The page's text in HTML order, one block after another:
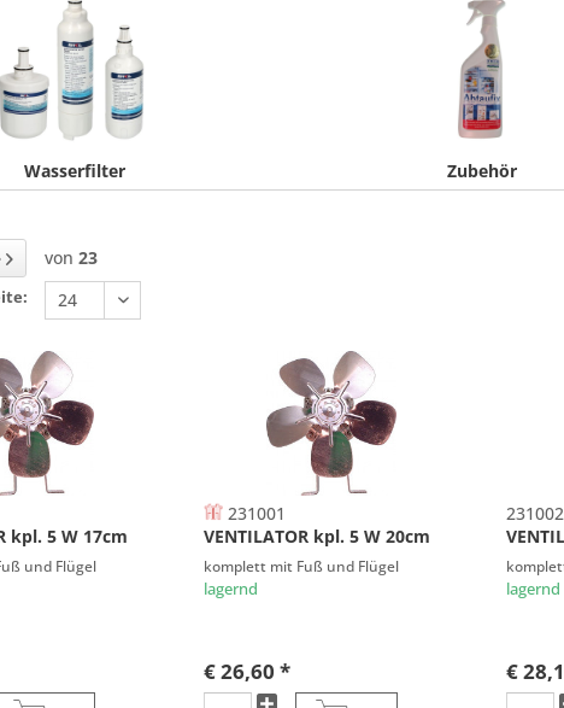
Wasserfilter Zubehör
von 23
kpl. 5 W 17cm
und Flügel
231001
VENTILATOR kpl. 5 W 20cm
komplett mit Fuß und Flügel
lagernd
€ 26,60 *
231002
lagernd
€